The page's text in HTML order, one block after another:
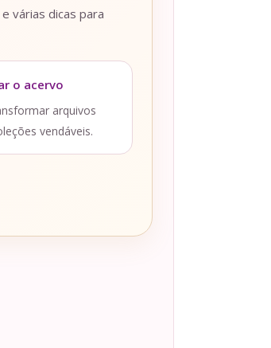
e várias dicas para
o acervo
arquivos
vendáveis.